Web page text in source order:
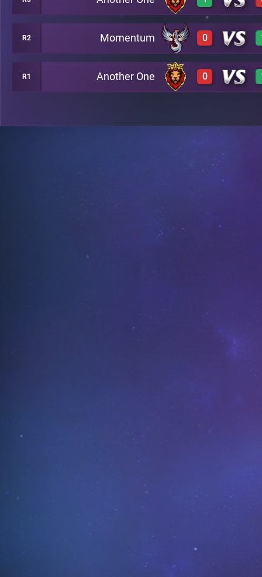
2 A4
3 A25
R2 Momentum 0
0 A18
R1 Another One 0